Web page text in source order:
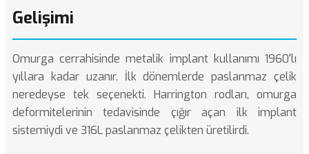
Gelişimi
Omurga cerrahisinde metalik implant kullanımı 1960'lı
yıllara kadar uzanır. İlk dönemlerde paslanmaz çelik
neredeyse tek seçenekti. Harrington rodları, omurga
deformitelerinin tedavisinde çığır açan ilk implant
sistemiydi ve 316L paslanmaz çelikten üretilirdi.